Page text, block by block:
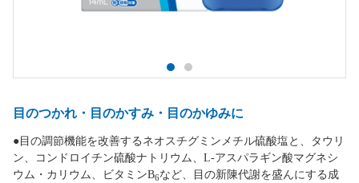
目のつかれ・目のかすみ・目のかゆみに
●目の調節機能を改善するネオスチグミンメチル硫酸塩と、タウリ
ン、コンドロイチン硫酸ナトリウム、L-アスパラギン酸マグネシ
ウム・カリウム、ビタミンB6など、目の新陳代謝を盛んにする成